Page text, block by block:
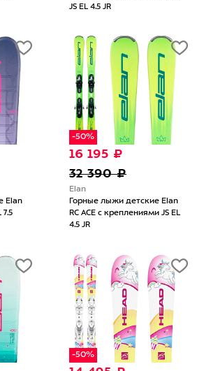
JS EL 4.5 JR
Elan
7.5
-50%
16 195 ₽
32 390 ₽
Elan
Горные лыжи детские Elan
RC ACE с креплениями JS EL
4.5 JR
-50%